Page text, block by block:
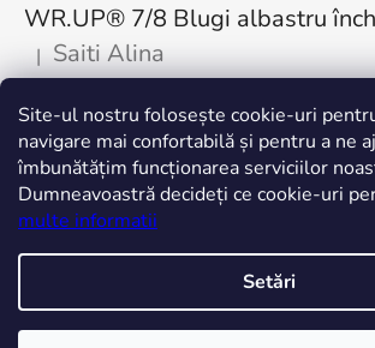
Site-ul nostru folosește cookie-uri
navigare mai confortabilă și pentru a ne
îmbunătățim funcționarea serviciilor
Dumneavoastră decideți ce cookie-uri
multe informatii
Setări
Ratingul produsului este 5 din 5 stele.
| Saiti Alina
Cea mai bună achiziție. Minunați!
freddystore.ro
Creat de Shoptet